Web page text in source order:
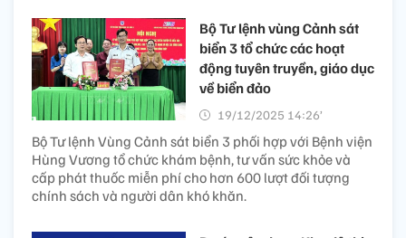
Bộ Tư lệnh vùng Cảnh sát
biển 3 tổ chức các hoạt
động tuyên truyền, giáo dục
về biển đảo
19/12/2025 14:26’
Bộ Tư lệnh Vùng Cảnh sát biển 3 phối hợp với Bệnh viện
Hùng Vương tổ chức khám bệnh, tư vấn sức khỏe và
cấp phát thuốc miễn phí cho hơn 600 lượt đối tượng
chính sách và người dân khó khăn.